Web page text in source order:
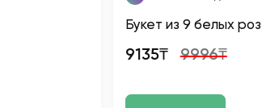
Букет из 9 белых роз
9135₸ 9996₸